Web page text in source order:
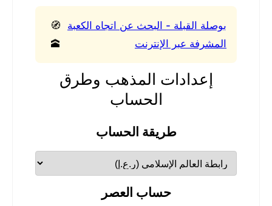
بوصلة القبلة - البحث عن اتجاه الكعبة
المشرفة عبر الإنترنت
🧭
🕋
إعدادات المذهب وطرق
الحساب
طريقة الحساب
حساب العصر